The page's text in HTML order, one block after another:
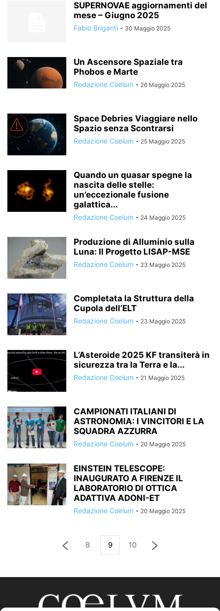
SUPERNOVAE aggiornamenti del
mese – Giugno 2025
Fabio Briganti - 30 Maggio 2025
Un Ascensore Spaziale tra
Phobos e Marte
Redazione Coelum - 26 Maggio 2025
Space Debries Viaggiare nello
Spazio senza Scontrarsi
Redazione Coelum - 25 Maggio 2025
Quando un quasar spegne la
nascita delle stelle:
un’eccezionale fusione
galattica...
Redazione Coelum - 24 Maggio 2025
Produzione di Alluminio sulla
Luna: Il Progetto LISAP-MSE
Redazione Coelum - 23 Maggio 2025
Completata la Struttura della
Cupola dell’ELT
Redazione Coelum - 23 Maggio 2025
L’Asteroide 2025 KF transiterà in
sicurezza tra la Terra e la...
Redazione Coelum - 21 Maggio 2025
CAMPIONATI ITALIANI DI
ASTRONOMIA: I VINCITORI E LA
SQUADRA AZZURRA
Redazione Coelum - 20 Maggio 2025
EINSTEIN TELESCOPE:
INAUGURATO A FIRENZE IL
LABORATORIO DI OTTICA
ADATTIVA ADONI-ET
Redazione Coelum - 20 Maggio 2025
8 9 10